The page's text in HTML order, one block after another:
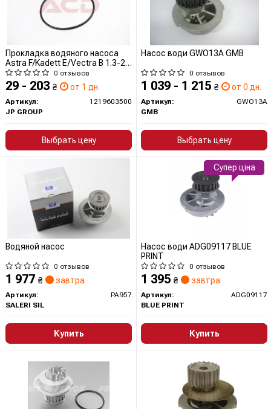
Прокладка водяного насоса
Astra F/Kadett E/Vectra B 1.3-2.2
-03
0 отзывов
29 - 203 ₴ от 1 дн.
Артикул:
1219603500
JP GROUP
Выбрать цену
Насос води GWO13A GMB
0 отзывов
1 039 - 1 215 ₴ от 0 дн.
Артикул:
GWO13A
GMB
Выбрать цену
Водяной насос
0 отзывов
1 977 ₴ завтра
Артикул:
PA957
SALERI SIL
Купить
Насос води ADG09117 BLUE
PRINT
0 отзывов
1 395 ₴ завтра
Артикул:
ADG09117
BLUE PRINT
Купить
Супер ціна